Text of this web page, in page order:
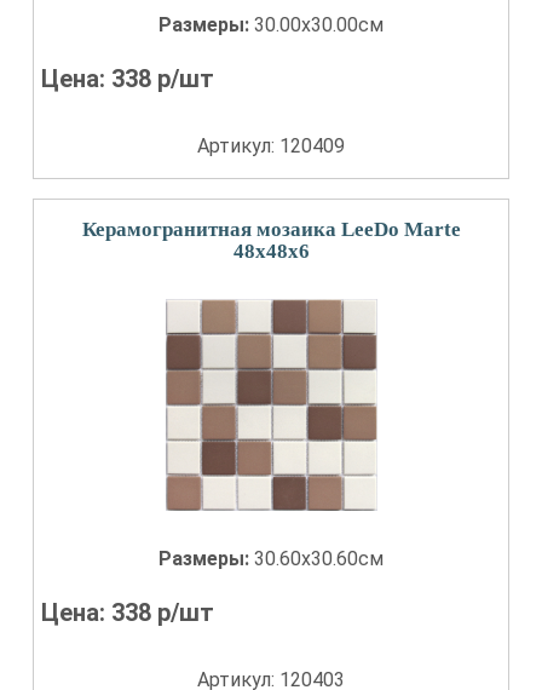
Размеры: 30.00x30.00см
Цена: 338 р/шт
Артикул: 120409
Керамогранитная мозаика LeeDo Marte
48x48x6
Размеры: 30.60x30.60см
Цена: 338 р/шт
Артикул: 120403